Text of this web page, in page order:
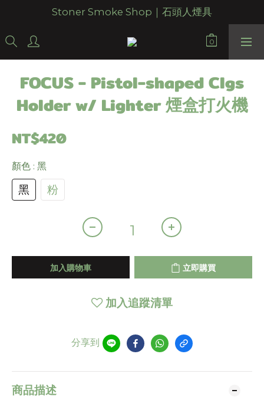
Stoner Smoke Shop｜石頭人煙具
FOCUS - Pistol-shaped CIgs
Holder w/ Lighter 煙盒打火機
NT$420
顏色 : 黑
黑 粉
加入購物車 立即購買
加入追蹤清單
分享到
商品描述